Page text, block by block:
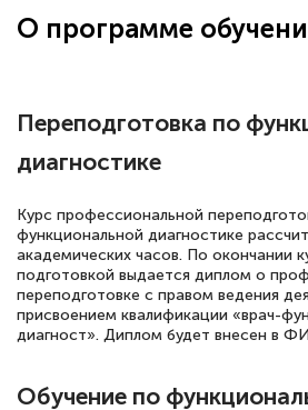
большое количество
Знаток города 5 уровня
18 марта 2026
Выражаю благодарность
повышения квалификации
полезных материалов
О программе
Переподготовка по
диагностике
Курс профессиональной
функциональной диагностике
академических часов. По окончании
подготовкой выдается диплом о
переподготовке с правом ведения
присвоением квалификации «врач-
диагност». Диплом будет внесен в
Обучение по